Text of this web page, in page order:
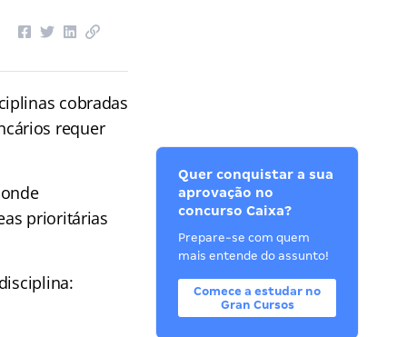
cobradas
requer
prioritárias
Quer conquistar a sua
aprovação no
concurso Caixa?
Prepare-se com quem
mais entende do assunto!
Comece a estudar no
Gran Cursos